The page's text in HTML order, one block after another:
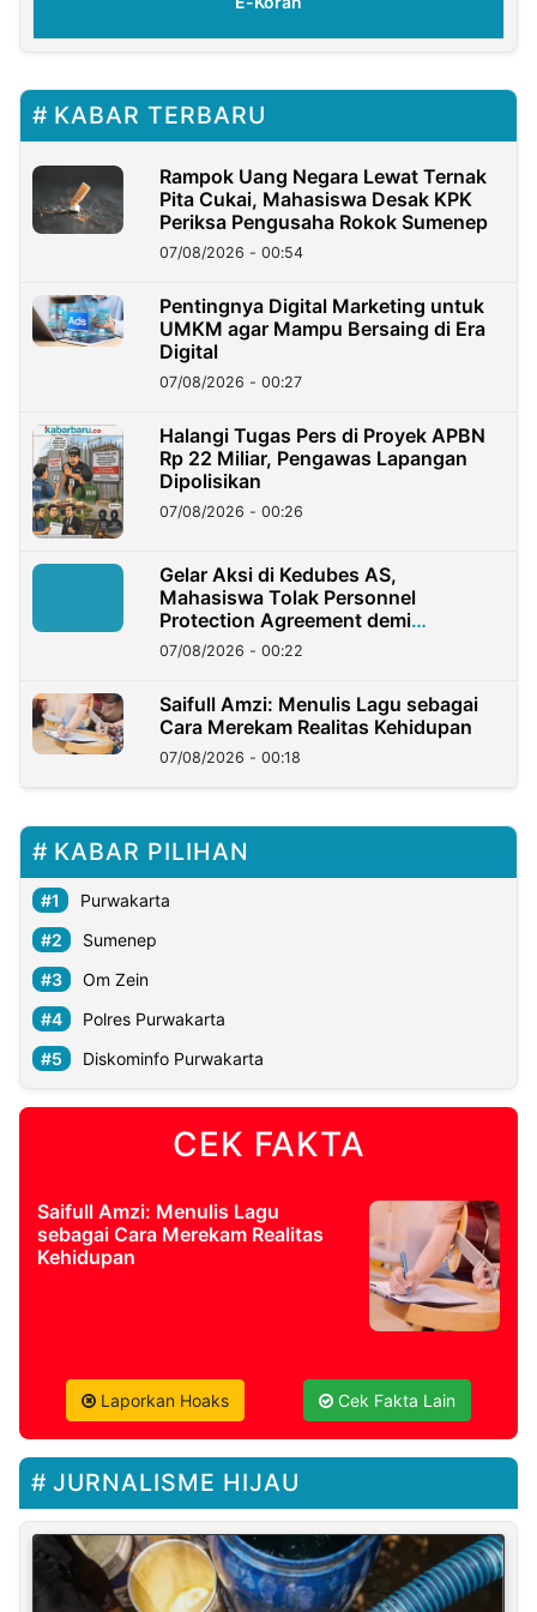
KABAR TERBARU
Rampok Uang Negara Lewat Ternak
Pita Cukai, Mahasiswa Desak KPK
Periksa Pengusaha Rokok Sumenep
07/08/2026 - 00:54
Pentingnya Digital Marketing untuk
UMKM agar Mampu Bersaing di Era
Digital
07/08/2026 - 00:27
Halangi Tugas Pers di Proyek APBN
Rp 22 Miliar, Pengawas Lapangan
Dipolisikan
07/08/2026 - 00:26
Gelar Aksi di Kedubes AS,
Mahasiswa Tolak Personnel
Protection Agreement demi
Kedaulatan Negara
07/08/2026 - 00:22
Saifull Amzi: Menulis Lagu sebagai
Cara Merekam Realitas Kehidupan
07/08/2026 - 00:18
KABAR PILIHAN
Purwakarta
Sumenep
Om Zein
Polres Purwakarta
Diskominfo Purwakarta
CEK FAKTA
Saifull Amzi: Menulis Lagu
sebagai Cara Merekam Realitas
Kehidupan
Laporkan Hoaks Cek Fakta Lain
JURNALISME HIJAU